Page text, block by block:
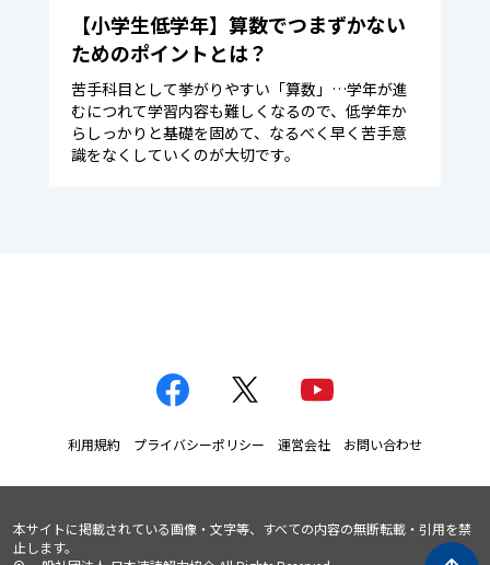
【小学生低学年】算数でつまずかない
ためのポイントとは？
苦手科目として挙がりやすい「算数」…学年が進
むにつれて学習内容も難しくなるので、低学年か
らしっかりと基礎を固めて、なるべく早く苦手意
識をなくしていくのが大切です。
利用規約 プライバシーポリシー 運営会社 お問い合わせ
本サイトに掲載されている画像・文字等、すべての内容の無断転載・引用を禁
止します。